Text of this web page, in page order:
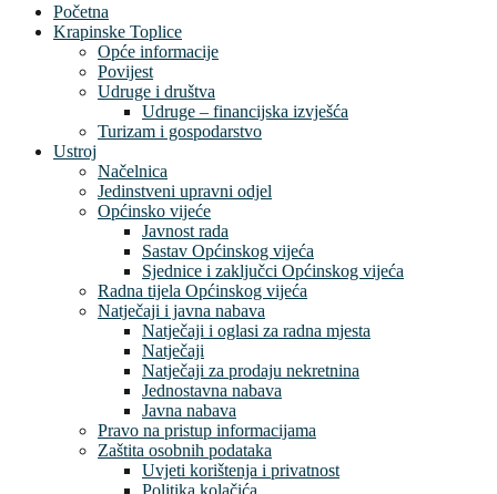
Početna
Krapinske Toplice
Opće informacije
Povijest
Udruge i društva
Udruge – financijska izvješća
Turizam i gospodarstvo
Ustroj
Načelnica
Jedinstveni upravni odjel
Općinsko vijeće
Javnost rada
Sastav Općinskog vijeća
Sjednice i zaključci Općinskog vijeća
Radna tijela Općinskog vijeća
Natječaji i javna nabava
Natječaji i oglasi za radna mjesta
Natječaji
Natječaji za prodaju nekretnina
Jednostavna nabava
Javna nabava
Pravo na pristup informacijama
Zaštita osobnih podataka
Uvjeti korištenja i privatnost
Politika kolačića